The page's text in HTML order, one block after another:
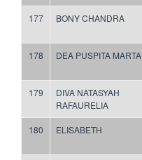
177 BONY CHANDRA
178 DEA PUSPITA MARTA
179
DIVA NATASYAH
RAFAURELIA
180 ELISABETH